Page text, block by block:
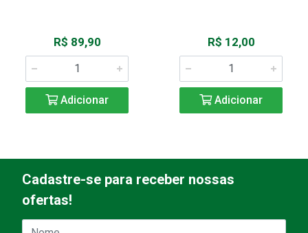
R$ 89,90
Adicionar
R$ 12,00
Adicionar
Cadastre-se para receber nossas
ofertas!